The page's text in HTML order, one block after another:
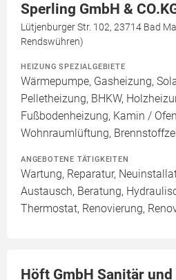
Sperling GmbH &
Lütjenburger Str. 102, 23714 Bad
Rendswühren)
HEIZUNG SPEZIALGEBIETE
Wärmepumpe, Gasheizung,
Pelletheizung, BHKW,
Fußbodenheizung, Kamin /
Wohnraumlüftung,
ANGEBOTENE TÄTIGKEITEN
Wartung, Reparatur,
Austausch, Beratung,
Thermostat, Renovierung,
Höft GmbH Sanitär